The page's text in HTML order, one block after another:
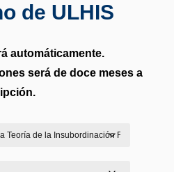
de ULHIS
automáticamente.
será de doce meses a